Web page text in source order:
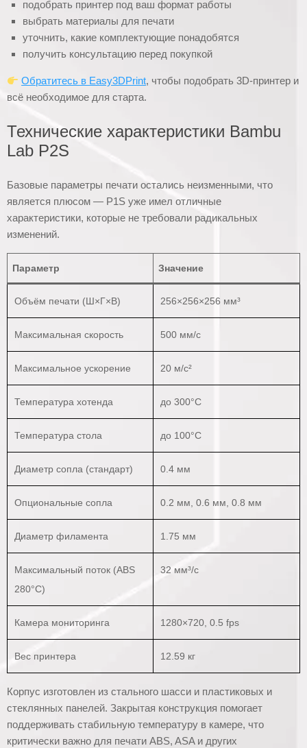
подобрать принтер под ваш формат работы
выбрать материалы для печати
уточнить, какие комплектующие понадобятся
получить консультацию перед покупкой
Обратитесь в Easy3DPrint, чтобы подобрать 3D-принтер и
всё необходимое для старта.
Технические характеристики Bambu
Lab P2S
Базовые параметры печати остались неизменными, что
является плюсом — P1S уже имел отличные
характеристики, которые не требовали радикальных
изменений.
Параметр Значение
Объём печати (Ш×Г×В) 256×256×256 мм³
Максимальная скорость 500 мм/с
Максимальное ускорение 20 м/с²
Температура хотенда до 300°C
Температура стола до 100°C
Диаметр сопла (стандарт) 0.4 мм
Опциональные сопла 0.2 мм, 0.6 мм, 0.8 мм
Диаметр филамента 1.75 мм
Максимальный поток (ABS
280°C)
32 мм³/с
Камера мониторинга 1280×720, 0.5 fps
Вес принтера 12.59 кг
Корпус изготовлен из стального шасси и пластиковых и
стеклянных панелей. Закрытая конструкция помогает
поддерживать стабильную температуру в камере, что
критически важно для печати ABS, ASA и других